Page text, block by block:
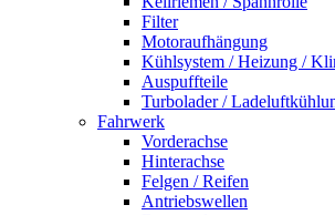
Filter
Motoraufhängung
Kühlsystem / Heizung /
Auspuffteile
Turbolader /
Fahrwerk
Vorderachse
Hinterachse
Felgen / Reifen
Antriebswellen